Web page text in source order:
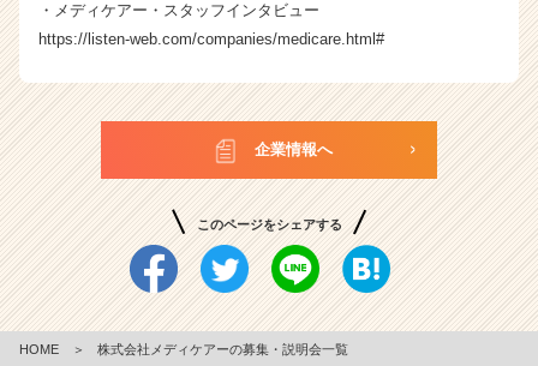
・メディケアー・スタッフインタビュー
https://listen-web.com/companies/medicare.html #
企業情報へ
このページをシェアする
HOME ＞ 株式会社メディケアーの募集・説明会一覧